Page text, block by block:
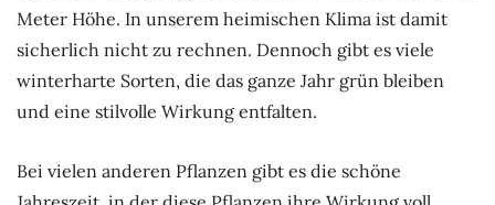
Meter Höhe. In unserem heimischen Klima ist damit
sicherlich nicht zu rechnen. Dennoch gibt es viele
winterharte Sorten, die das ganze Jahr grün bleiben
und eine stilvolle Wirkung entfalten.
Bei vielen anderen Pflanzen gibt es die schöne